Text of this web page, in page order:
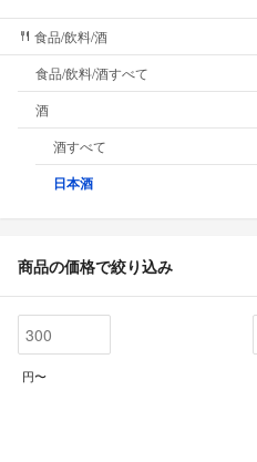
食品/飲料/酒
食品/飲料/酒すべて
酒
酒すべて
日本酒
商品の価格で絞り込み
円〜